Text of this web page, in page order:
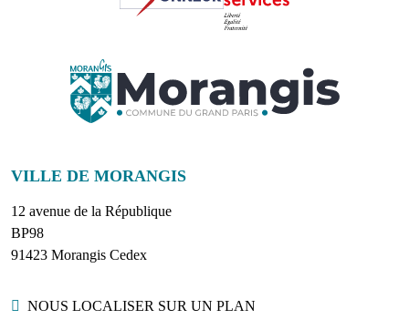
VILLE DE MORANGIS
12 avenue de la République
BP98
91423 Morangis Cedex
Localisation
NOUS LOCALISER SUR UN PLAN